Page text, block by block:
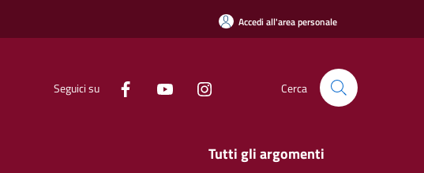
Accedi all'area personale
Seguici su Cerca
Tutti gli argomenti